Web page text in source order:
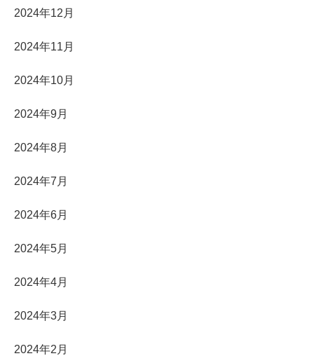
2024年12月
2024年11月
2024年10月
2024年9月
2024年8月
2024年7月
2024年6月
2024年5月
2024年4月
2024年3月
2024年2月